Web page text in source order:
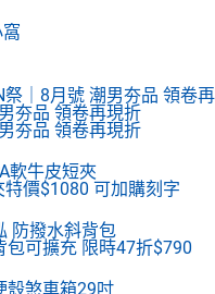
夯品 領卷再現折
夯品 領卷再現折
特價$1080 可加購刻字
包可擴充 限時47折$790